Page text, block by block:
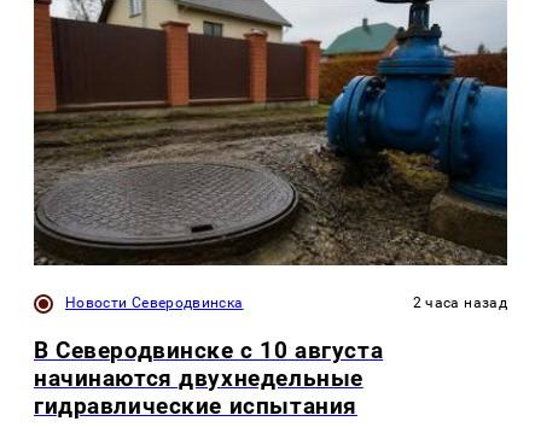
Новости Северодвинска 2 часа назад
В Северодвинске с 10 августа
начинаются двухнедельные
гидравлические испытания